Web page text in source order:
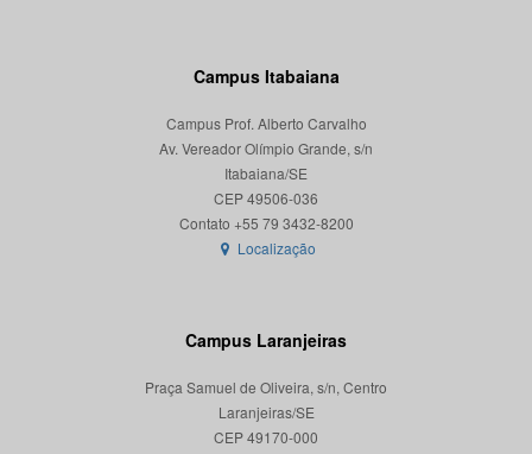
Campus Itabaiana
Campus Prof. Alberto Carvalho
Av. Vereador Olímpio Grande, s/n
Itabaiana/SE
CEP 49506-036
Localização
Campus Laranjeiras
Praça Samuel de Oliveira, s/n, Centro
Laranjeiras/SE
CEP 49170-000